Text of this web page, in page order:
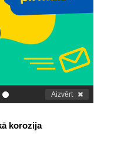
. Aizvērt
korozija